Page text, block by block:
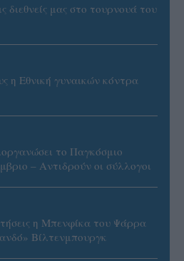
διεθνείς μας στο τουρνουά του
η Εθνική γυναικών κόντρα
το Παγκόσμιο
– Αντιδρούν οι σύλλογοι
η Μπενφίκα του Ψάρρα
Βίλτενμπουργκ